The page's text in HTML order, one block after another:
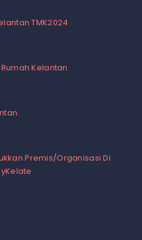
TMK2024
Kelantan
Premis/Organisasi Di